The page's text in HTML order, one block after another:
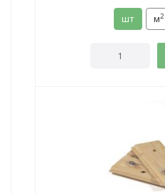
шт м2